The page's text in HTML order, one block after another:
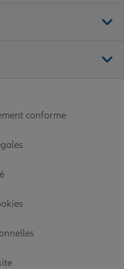
conforme